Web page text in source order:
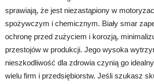
sprawiają, że jest niezastąpiony w
spożywczym i chemicznym. Biały smar
ochronę przed zużyciem i korozją,
przestojów w produkcji. Jego wysoka
nieszkodliwość dla zdrowia czynią go
wielu firm i przedsiębiorstw. Jeśli szukasz